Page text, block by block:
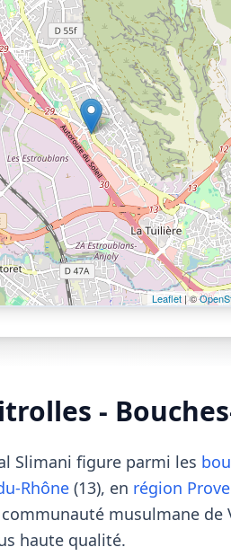
Leaflet | ©
-
Slimani figure parmi les
Rhône (13), en région
musulmane de
haute qualité.